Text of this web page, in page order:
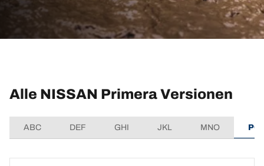
Alle NISSAN Primera Versionen
ABC DEF GHI JKL MNO